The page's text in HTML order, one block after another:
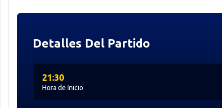
Detalles Del Partido
Hora de Inicio
21:30